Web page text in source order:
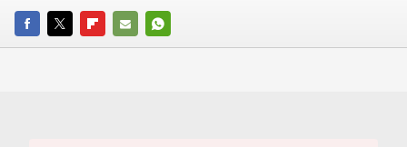
FACEBOOKTWITTERFLIPBOARD
E-
WHATSAPP